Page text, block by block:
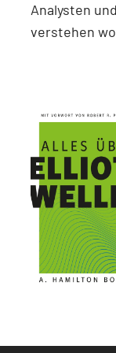
Analysten
verstehen